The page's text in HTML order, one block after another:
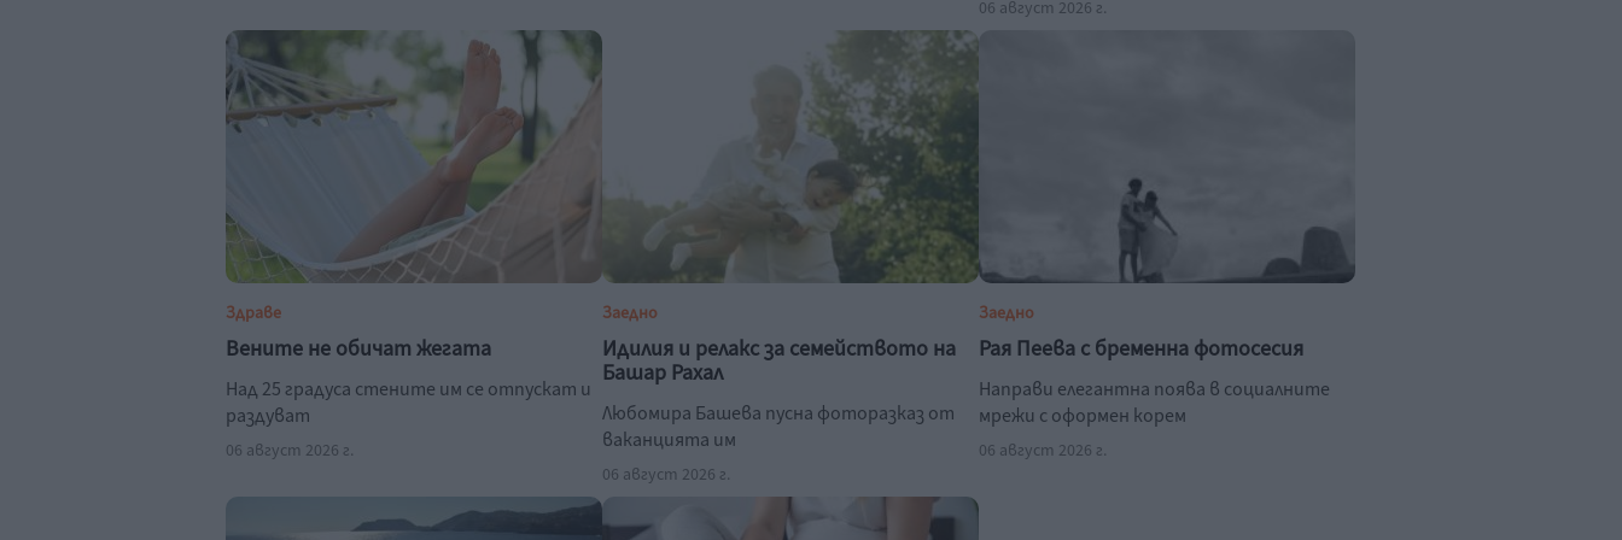
06 август 2026 г.
Здраве
Вените не обичат жегата
Над 25 градуса стените им се отпускат и
раздуват
06 август 2026 г.
Заедно
Идилия и релакс за семейството на
Башар Рахал
Любомира Башева пусна фоторазказ от
ваканцията им
06 август 2026 г.
Заедно
Рая Пеева с бременна фотосесия
Направи елегантна поява в социалните
мрежи с оформен корем
06 август 2026 г.